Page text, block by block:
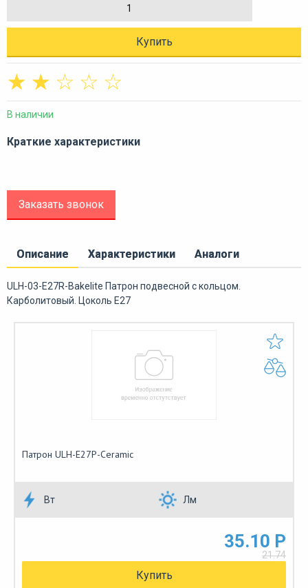
Купить
☆
☆
☆
☆
☆
В наличии
Краткие характеристики
Заказать звонок
Описание Характеристики Аналоги
ULH-03-E27R-Bakelite Патрон подвесной с кольцом.
Карболитовый. Цоколь Е27
Патрон ULH-E27P-Ceramic
Вт Лм
35.10 Р
21.74
Купить